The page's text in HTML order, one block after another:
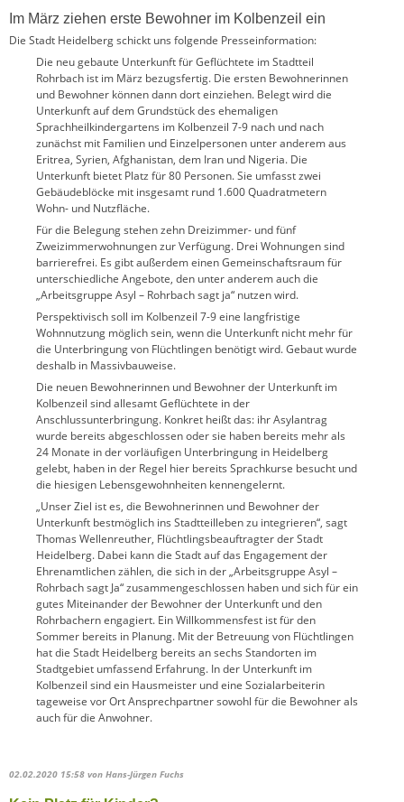
Im März ziehen erste Bewohner im Kolbenzeil ein
Die Stadt Heidelberg schickt uns folgende Presseinformation:
Die neu gebaute Unterkunft für Geflüchtete im Stadtteil
Rohrbach ist im März bezugsfertig. Die ersten Bewohnerinnen
und Bewohner können dann dort einziehen. Belegt wird die
Unterkunft auf dem Grundstück des ehemaligen
Sprachheilkindergartens im Kolbenzeil 7-9 nach und nach
zunächst mit Familien und Einzelpersonen unter anderem aus
Eritrea, Syrien, Afghanistan, dem Iran und Nigeria. Die
Unterkunft bietet Platz für 80 Personen. Sie umfasst zwei
Gebäudeblöcke mit insgesamt rund 1.600 Quadratmetern
Wohn- und Nutzfläche.
Für die Belegung stehen zehn Dreizimmer- und fünf
Zweizimmerwohnungen zur Verfügung. Drei Wohnungen sind
barrierefrei. Es gibt außerdem einen Gemeinschaftsraum für
unterschiedliche Angebote, den unter anderem auch die
„Arbeitsgruppe Asyl – Rohrbach sagt ja“ nutzen wird.
Perspektivisch soll im Kolbenzeil 7-9 eine langfristige
Wohnnutzung möglich sein, wenn die Unterkunft nicht mehr für
die Unterbringung von Flüchtlingen benötigt wird. Gebaut wurde
deshalb in Massivbauweise.
Die neuen Bewohnerinnen und Bewohner der Unterkunft im
Kolbenzeil sind allesamt Geflüchtete in der
Anschlussunterbringung. Konkret heißt das: ihr Asylantrag
wurde bereits abgeschlossen oder sie haben bereits mehr als
24 Monate in der vorläufigen Unterbringung in Heidelberg
gelebt, haben in der Regel hier bereits Sprachkurse besucht und
die hiesigen Lebensgewohnheiten kennengelernt.
„Unser Ziel ist es, die Bewohnerinnen und Bewohner der
Unterkunft bestmöglich ins Stadtteilleben zu integrieren“, sagt
Thomas Wellenreuther, Flüchtlingsbeauftragter der Stadt
Heidelberg. Dabei kann die Stadt auf das Engagement der
Ehrenamtlichen zählen, die sich in der „Arbeitsgruppe Asyl –
Rohrbach sagt Ja“ zusammengeschlossen haben und sich für ein
gutes Miteinander der Bewohner der Unterkunft und den
Rohrbachern engagiert. Ein Willkommensfest ist für den
Sommer bereits in Planung. Mit der Betreuung von Flüchtlingen
hat die Stadt Heidelberg bereits an sechs Standorten im
Stadtgebiet umfassend Erfahrung. In der Unterkunft im
Kolbenzeil sind ein Hausmeister und eine Sozialarbeiterin
tageweise vor Ort Ansprechpartner sowohl für die Bewohner als
auch für die Anwohner.
02.02.2020 15:58 von Hans-Jürgen Fuchs